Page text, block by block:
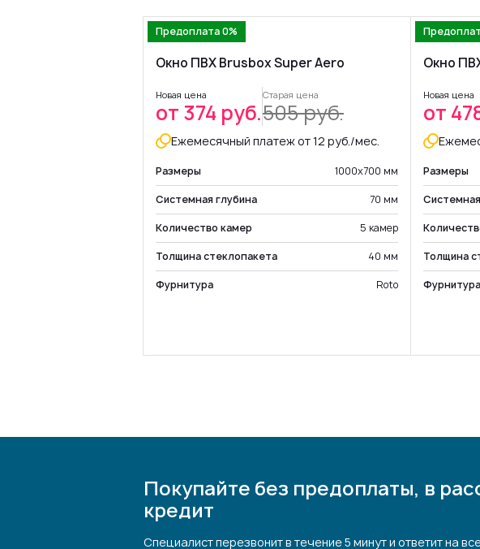
Предоплата 0%
Окно ПВХ Brusbox Super Aero
Новая цена
от 374 руб.
Старая цена
505 руб.
Ежемесячный платеж от 12 руб./мес.
Размеры 1000х700 мм
Системная глубина 70 мм
Количество камер 5 камер
Толщина стеклопакета 40 мм
Фурнитура Roto
Окно
Новая цена
от
Размеры
Толщина
Фурнитура
Покупайте без предоплаты, в
кредит
Специалист перезвонит в течение 5 минут и ответит на